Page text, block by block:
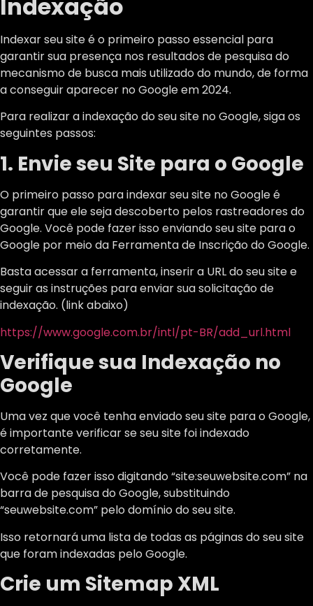
Indexação
Indexar seu site é o primeiro passo essencial para
garantir sua presença nos resultados de pesquisa do
mecanismo de busca mais utilizado do mundo, de forma
a conseguir aparecer no Google em 2024.
Para realizar a indexação do seu site no Google, siga os
seguintes passos:
1. Envie seu Site para o Google
O primeiro passo para indexar seu site no Google é
garantir que ele seja descoberto pelos rastreadores do
Google. Você pode fazer isso enviando seu site para o
Google por meio da Ferramenta de Inscrição do Google.
Basta acessar a ferramenta, inserir a URL do seu site e
seguir as instruções para enviar sua solicitação de
indexação. (link abaixo)
https://www.google.com.br/intl/pt-BR/add_url.html
Verifique sua Indexação no
Google
Uma vez que você tenha enviado seu site para o Google,
é importante verificar se seu site foi indexado
corretamente.
Você pode fazer isso digitando “site:seuwebsite.com” na
barra de pesquisa do Google, substituindo
“seuwebsite.com” pelo domínio do seu site.
Isso retornará uma lista de todas as páginas do seu site
que foram indexadas pelo Google.
Crie um Sitemap XML